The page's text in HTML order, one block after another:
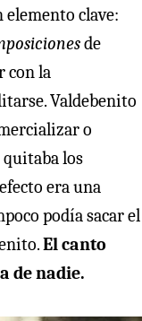
elemento clave:
de
con la
Valdebenito
o
los
era una
podía sacar el
El canto
de nadie.